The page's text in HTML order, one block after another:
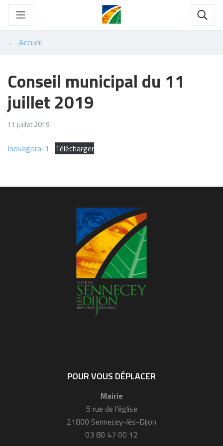
Gestion des traceurs
Aller
contenu
Accueil
Conseil municipal du 11
juillet 2019
11 juillet 2019
Inovagora-1 Télécharger
POUR VOUS DÉPLACER
Mairie
5 rue de l’église
21800 Sennecey-lès-Dijon
03 80 47 00 12